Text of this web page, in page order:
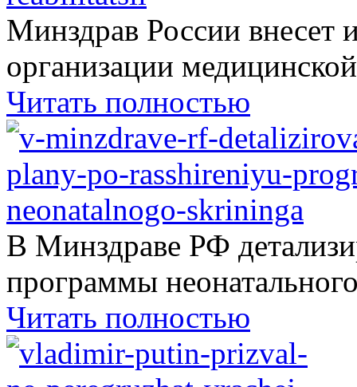
Минздрав России внесет
организации
Читать полностью
В Минздраве РФ
программы
Читать полностью